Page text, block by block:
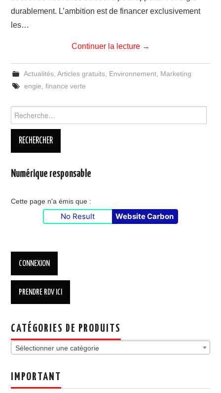
durablement. L’ambition est de financer exclusivement
les…
Continuer la lecture →
Actualités, Articles gratuits, Environnement, Marketing
engie finance verte
Numérique responsable
Cette page n'a émis que :
No Result Website Carbon
CATÉGORIES DE PRODUITS
Sélectionner une catégorie
IMPORTANT